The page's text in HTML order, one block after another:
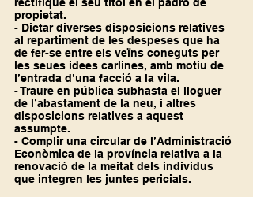
propietat.
- Dictar diverses disposicions relatives
al repartiment de les despeses que ha
de fer-se entre els veïns coneguts per
les seues idees carlines, amb motiu de
l’entrada d’una facció a la vila.
- Traure en pública subhasta el lloguer
de l’abastament de la neu, i altres
disposicions relatives a aquest
assumpte.
- Complir una circular de l’Administració
Econòmica de la província relativa a la
renovació de la meitat dels individus
que integren les juntes pericials.